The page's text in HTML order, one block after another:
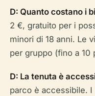
D: Quanto costano i
2 €, gratuito per i
minori di 18 anni. Le
per gruppo (fino a 10
D: La tenuta è
parco è accessibile.